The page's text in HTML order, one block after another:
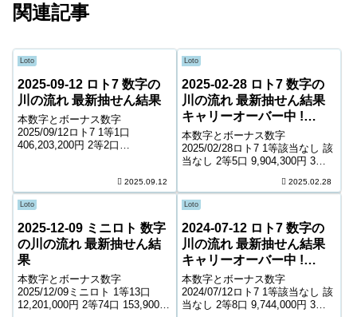
関連記事
Loto
2025-09-12 ロト7 数字の
川の流れ 最新抽せん結果
本数字とボーナス数字
2025/09/12ロト7 1等1口
406,203,200円 2等2口
1,500円 6等128,381口 1...2025.09.12
Loto
2025-02-28 ロト7 数字の
川の流れ 最新抽せん結果
キャリーオーバー中 !
423,508,450円
本数字とボーナス数字
2025/02/28ロト7 1等該当なし 該
当なし 2等5口 9,904,300円 3等
6,700円 5等83,956口 1,300円 6
等150,454口 900円 キャ...
2025.02.28
Loto
2025-12-09 ミニロト 数字
の川の流れ 最新抽せん結
果
本数字とボーナス数字
2025/12/09ミニロト 1等13口
12,201,000円 2等74口 153,900円
Loto
2024-07-12 ロト7 数字の
川の流れ 最新抽せん結果
キャリーオーバー中 !
1,470,132,865円
本数字とボーナス数字
2024/07/12ロト7 1等該当なし 該
当なし 2等8口 9,744,000円 3等